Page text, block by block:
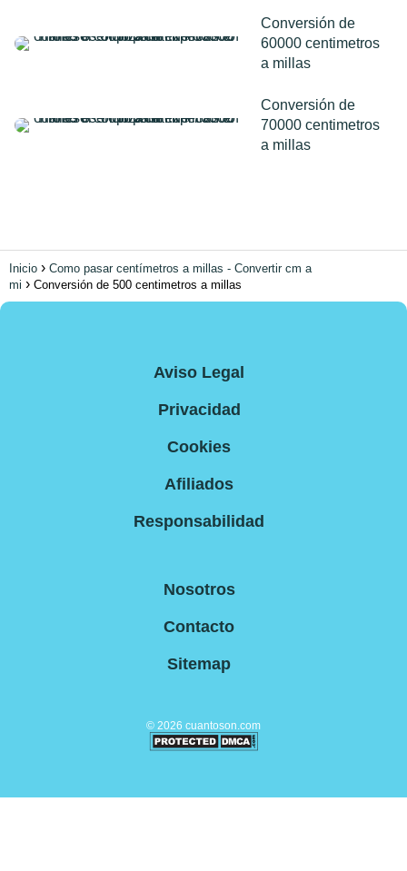
Conversión de
60000 centimetros
a millas
Conversión de
70000 centimetros
a millas
Inicio
Como pasar centímetros a millas - Convertir cm a
mi
Conversión de 500 centimetros a millas
Aviso Legal
Privacidad
Cookies
Afiliados
Responsabilidad
Nosotros
Contacto
Sitemap
© 2026 cuantoson.com